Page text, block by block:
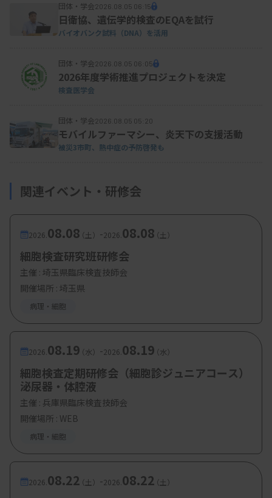
ついて検討した。
阿部氏は、「本来、NILMである細胞をASC-USと
とっている標本などを検討し、こういう場合は
いる」と説明した。セルフチェックのためのサイト
の立ち上げや標準的な細胞判定基準などを検討する
示した。
阿部氏はまた、HPV検査単独法が導入されれば、
対象となる30～60歳の細胞診は従来の1～2割にま
で減少するとの見方を示した。その上で、喀痰細胞
診を例に、今回も医療技術の発展に伴う業務変化の
一つだとの認識を示し、「国の方針を受け入れて、
新たな細胞検査士の働き方を考えていくのが最も適
切」と述べた。現在、細胞診専門医会で進められて
いる検診全体の精度管理を担う精度管理アドバイザ
ーの役割が一部の細胞検査士に求められるとの考え
も示した。
団体・学会2026.08.05 06:15
日衛協、遺伝学的検査のEQAを試行
バイオバンク試料（DNA）を活用
団体・学会2026.08.05 06:05
2026年度学術推進プロジェクトを決定
検査医学会
団体・学会2026.08.05 05:20
モバイルファーマシー、炎天下の支援活動
被災3市町、熱中症の予防啓発も
関連イベント・研修会
2026. 08.08（土） -2026. 08.08（土）
細胞検査研究班研修会
主催 : 埼玉県臨床検査技師会
開催場所 : 埼玉県
病理・細胞
2026. 08.19（水） -2026. 08.19（水）
細胞検査定期研修会（細胞診ジュニアコース）
泌尿器・体腔液
主催 : 兵庫県臨床検査技師会
開催場所 : WEB
病理・細胞
2026. 08.22（土） -2026. 08.22（土）